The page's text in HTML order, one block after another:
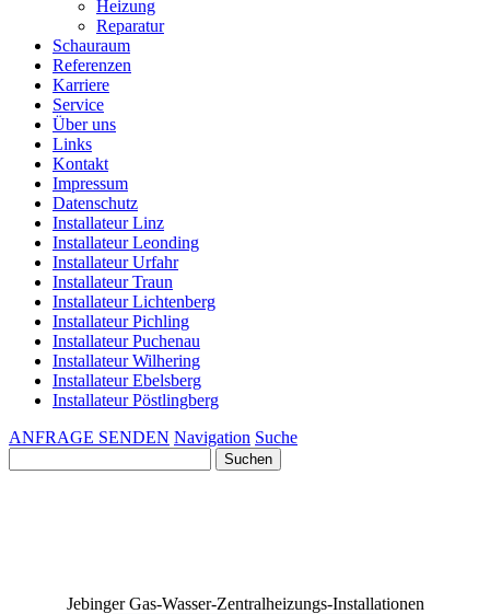
Heizung
Reparatur
Schauraum
Referenzen
Karriere
Service
Über uns
Links
Kontakt
Impressum
Datenschutz
Installateur Linz
Installateur Leonding
Installateur Urfahr
Installateur Traun
Installateur Lichtenberg
Installateur Pichling
Installateur Puchenau
Installateur Wilhering
Installateur Ebelsberg
Installateur Pöstlingberg
ANFRAGE SENDEN Navigation Suche
nach:
Jebinger Gas-Wasser-Zentralheizungs-Installationen